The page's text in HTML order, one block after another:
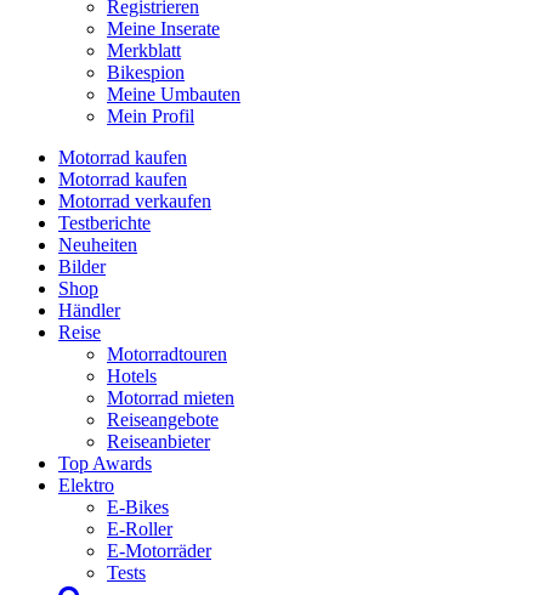
Registrieren
Meine Inserate
Merkblatt
Bikespion
Meine Umbauten
Mein Profil
Motorrad kaufen
Motorrad kaufen
Motorrad verkaufen
Testberichte
Neuheiten
Bilder
Shop
Händler
Reise
Motorradtouren
Hotels
Motorrad mieten
Reiseangebote
Reiseanbieter
Top Awards
Elektro
E-Bikes
E-Roller
E-Motorräder
Tests